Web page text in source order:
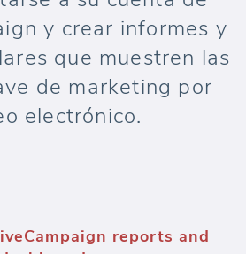
y crear informes y
que muestren las
de marketing por
electrónico.
reports and